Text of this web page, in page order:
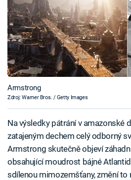
Armstrong
Zdroj: Warner Bros. / Getty Images
Na výsledky pátrání v amazonské
zatajeným dechem celý odborný
Armstrong skutečně objeví
obsahující moudrost bájné
sdílenou mimozemšťany, změní to